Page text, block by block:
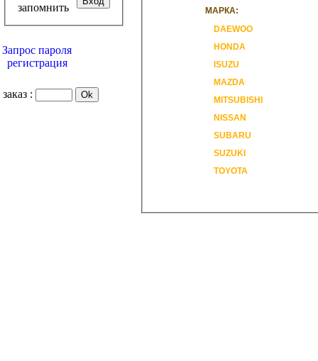
запомнить
Запрос пароля
регистрация
заказ :
МАРКА:
DAEWOO
HONDA
ISUZU
MAZDA
MITSUBISHI
NISSAN
SUBARU
SUZUKI
TOYOTA